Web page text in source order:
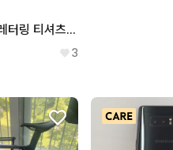
유희 youhee 레터링 티셔츠 화이트
3